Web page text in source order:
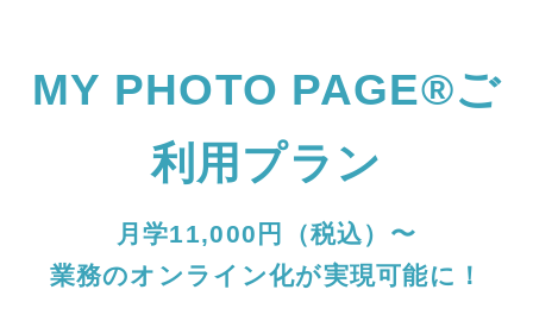
MY PHOTO PAGE®ご
利用プラン
月学11,000円（税込）〜
業務のオンライン化が実現可能に！